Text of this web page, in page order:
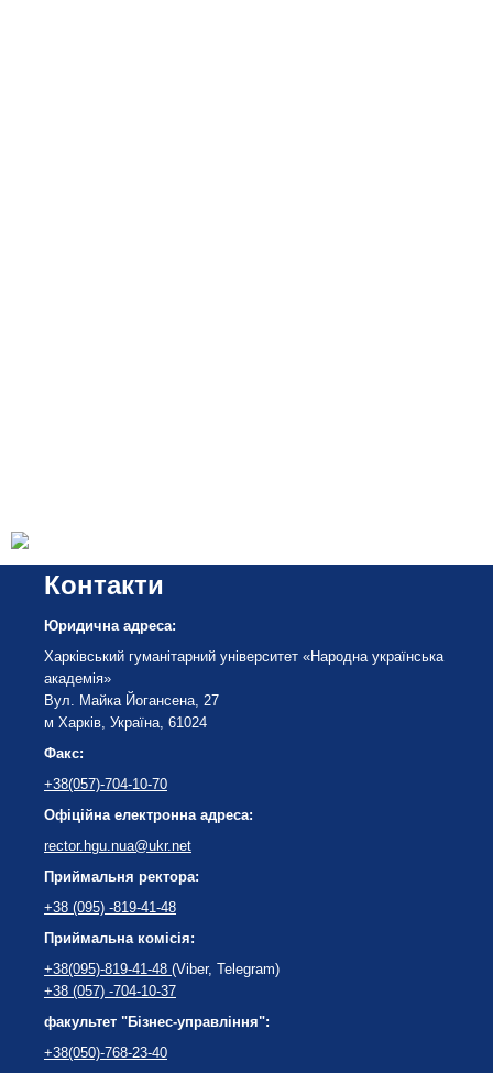
Контакти
Юридична адреса:
Харківський гуманітарний університет «Народна українська
академія»
Вул. Майка Йогансена, 27
м Харків, Україна, 61024
Факс:
+38(057)-704-10-70
Офіційна електронна адреса:
rector.hgu.nua@ukr.net
Приймальня ректора:
+38 (095) -819-41-48
Приймальна комісія:
+38(095)-819-41-48 (Viber, Telegram)
+38 (057) -704-10-37
факультет "Бізнес-управління":
+38(050)-768-23-40